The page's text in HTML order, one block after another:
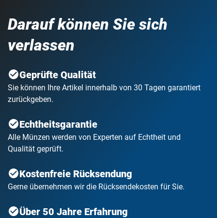
Darauf können Sie sich
verlassen
Geprüfte Qualität
Sie können Ihre Artikel innerhalb von 30 Tagen garantiert
zurückgeben.
Echtheitsgarantie
Alle Münzen werden von Experten auf Echtheit und
Qualität geprüft.
Kostenfreie Rücksendung
Gerne übernehmen wir die Rücksendekosten für Sie.
Über 50 Jahre Erfahrung